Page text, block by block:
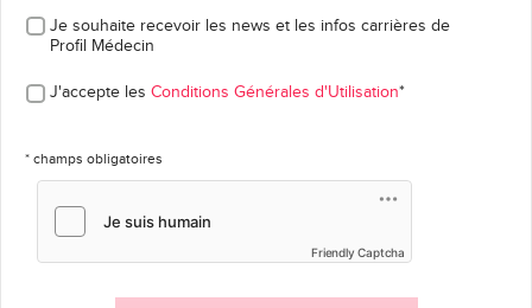
Je souhaite recevoir les news et les infos carrières de
Profil Médecin
J'accepte les Conditions Générales d'Utilisation*
* champs obligatoires
Friendly Captcha